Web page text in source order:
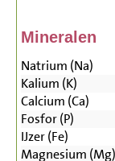
Mineralen
Natrium (Na)
Kalium (K)
Calcium (Ca)
Fosfor (P)
IJzer (Fe)
Magnesium (Mg)